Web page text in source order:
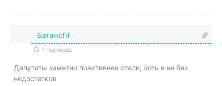
Батанcfif
1 год назад
Депутаты заметно поактивнее стали, хоть и не без
недостатков